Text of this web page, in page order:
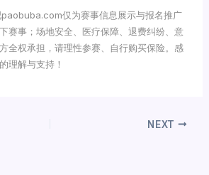
仅为赛事信息展示与报名推广
赛事；场地安全、医疗保障、退费纠纷、意
全权承担，请理性参赛、自行购买保险。感
理解与支持！
NEXT